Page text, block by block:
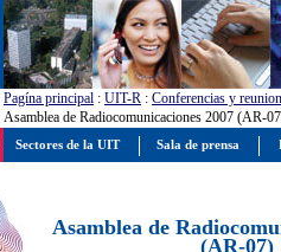
Pagína principal : UIT-R : Conferencias y
Asamblea de Radiocomunicaciones 2007 (AR-
Asamblea de
(AR-07)
Sectores de la UIT Sala de prensa